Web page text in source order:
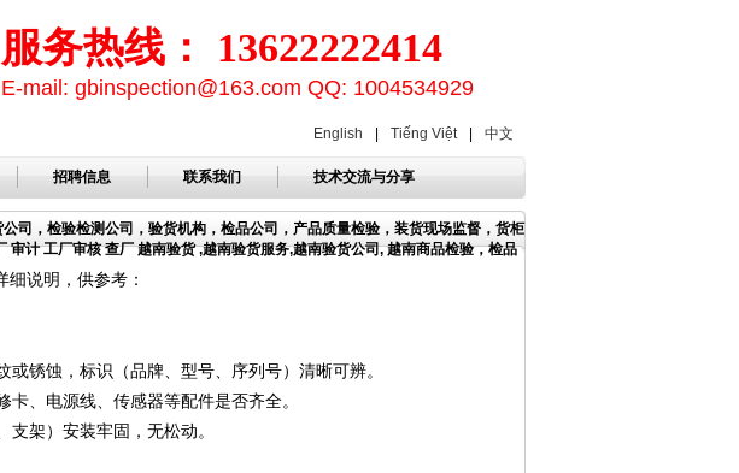
服务热线： 13622222414
E-mail: gbinspection@163.com QQ: 1004534929
English Tiếng Việt 中文
招聘信息 联系我们 技术交流与分享
司，检验检测公司，验货机构，检品公司，产品质量检验，装货现场监督，货柜
审计 工厂审核 查厂 越南验货 ,越南验货服务,越南验货公司, 越南商品检验，检品
说明，供参考：
锈蚀，标识（品牌、型号、序列号）清晰可辨。
、电源线、传感器等配件是否齐全。
架）安装牢固，无松动。